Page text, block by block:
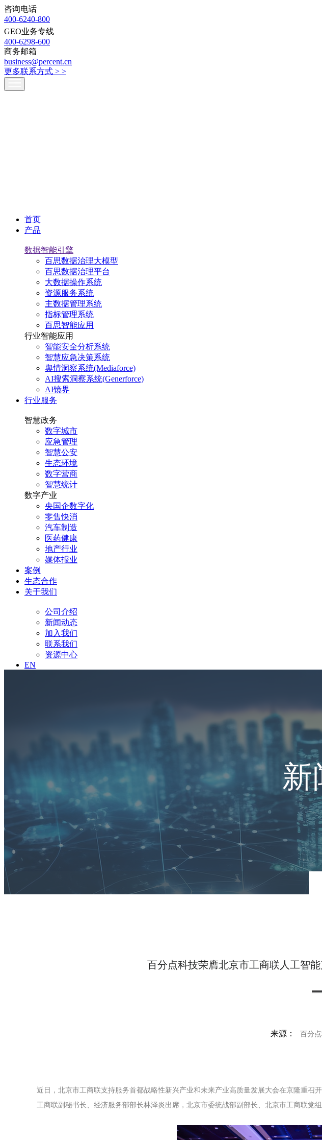
咨询电话
400-6240-800
GEO业务专线
400-6298-600
商务邮箱
business@percent.cn
更多联系方式 > >
首页
产品
数据智能引擎
百思数据治理大模型
百思数据治理平台
大数据操作系统
资源服务系统
主数据管理系统
指标管理系统
百思智能应用
行业智能应用
智能安全分析系统
智慧应急决策系统
舆情洞察系统(Mediaforce)
AI搜索洞察系统(Generforce)
AI镜界
行业服务
智慧政务
数字城市
应急管理
智慧公安
生态环境
数字营商
智慧统计
数字产业
央国企数字化
零售快消
汽车制造
医药健康
地产行业
媒体报业
案例
生态合作
关于我们
公司介绍
新闻动态
加入我们
联系我们
资源中心
EN
新
百分点科技荣膺北京市工商联人工智
来源： 百分
近日，北京市工商联支持服务首都战略性新兴产业和未来产业高质量发展大会在京隆重
工商联副秘书长、经济服务部部长林泽炎出席，北京市委统战部副部长、北京市工商联党组